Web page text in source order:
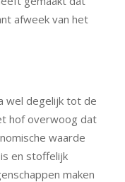
afweek van het
wel degelijk tot de
hof overwoog dat
waarde
en stoffelijk
maken